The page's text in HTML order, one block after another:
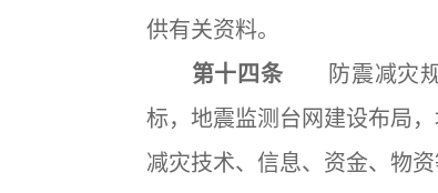
供有关资料。
第十四条 防震减灾规
标，地震监测台网建设布局
减灾技术、信息、资金、物资